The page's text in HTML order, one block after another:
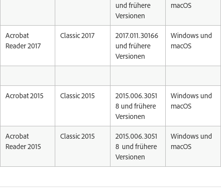
und frühere
Versionen
macOS
Acrobat
Reader 2017
Classic 2017
2017.011.30166
und frühere
Versionen
Windows und
macOS
Acrobat 2015 Classic 2015
2015.006.3051
8 und frühere
Versionen
Windows und
macOS
Acrobat
Reader 2015
Classic 2015
2015.006.3051
8 und frühere
Versionen
Windows und
macOS